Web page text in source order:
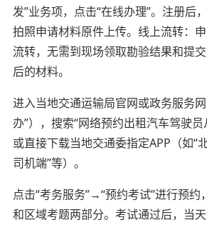
发”业务项，点击“在线办理”。注册后
拍照申请材料原件上传。线上流转：
流转，无需到现场领取勘验结果和提
后的材料。
进入当地交通运输局官网或政务服务
办”），搜索“网络预约出租汽车驾驶员
或直接下载当地交通委指定APP（如“
司机端”等）。
点击“考务服务”→“预约考试”进行预
和区域考题两部分。考试通过后，当